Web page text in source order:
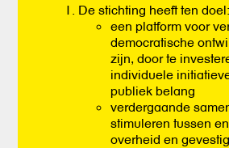
De stichting heeft ten doel:
een platform voor
democratische
zijn, door te
individuele
publiek belang
verdergaande
stimuleren tussen
overheid en